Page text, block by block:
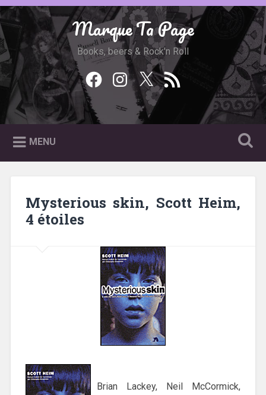
Accéder
au
contenu
principal
Recherche Marque Ta Page
Books, beers & Rock'n Roll
Facebook
Instagram
Twitter
Feed
RSS
MENU
Mysterious skin, Scott Heim,
4 étoiles
Brian Lackey, Neil McCormick,